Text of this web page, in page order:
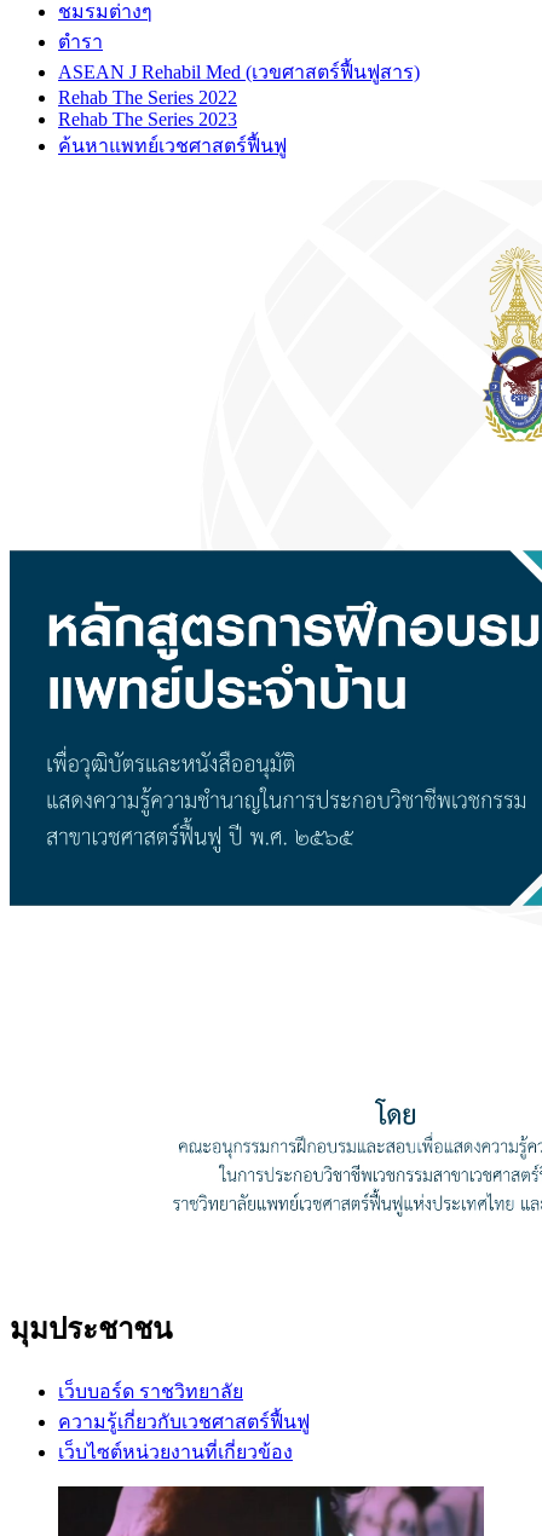
ชมรมต่างๆ
ตำรา
ASEAN J Rehabil Med (เวขศาสตร์ฟื้นฟูสาร)
Rehab The Series 2022
Rehab The Series 2023
ค้นหาแพทย์เวชศาสตร์ฟื้นฟู
มุมประชาชน
เว็บบอร์ด ราชวิทยาลัย
ความรู้เกี่ยวกับเวชศาสตร์ฟื้นฟู
เว็บไซต์หน่วยงานที่เกี่ยวข้อง